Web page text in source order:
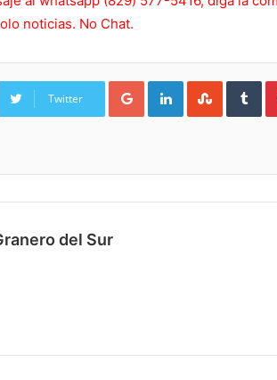
noticias. No Chat.
Twitter
Google+LinkedIn
del Sur